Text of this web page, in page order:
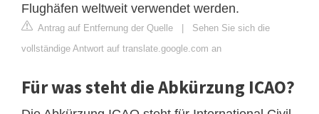
Flughäfen weltweit verwendet werden.
Antrag auf Entfernung der Quelle | Sehen Sie sich die
vollständige Antwort auf translate.google.com an
Für was steht die Abkürzung ICAO?